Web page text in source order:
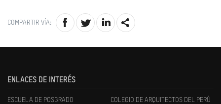
COMPARTIR VÍA:
ENLACES DE INTERÉS
ESCUELA DE POSGRADO COLEGIO DE ARQUITECTOS DEL PERÚ